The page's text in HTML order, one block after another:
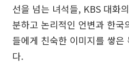
선을 넘는 녀석들, KBS 대화
분하고 논리적인 언변과 한국
들에게 친숙한 이미지를 쌓은
다.